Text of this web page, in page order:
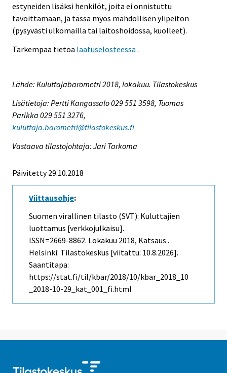
estyneiden lisäksi henkilöt, joita ei onnistuttu
tavoittamaan, ja tässä myös mahdollisen ylipeiton
(pysyvästi ulkomailla tai laitoshoidossa, kuolleet).
Tarkempaa tietoa laatuselosteessa .
Lähde: Kuluttajabarometri 2018, lokakuu. Tilastokeskus
Lisätietoja: Pertti Kangassalo 029 551 3598, Tuomas
Parikka 029 551 3276,
kuluttaja.barometri@tilastokeskus.fi
Vastaava tilastojohtaja: Jari Tarkoma
Päivitetty 29.10.2018
Viittausohje:
Suomen virallinen tilasto (SVT): Kuluttajien
luottamus [verkkojulkaisu].
ISSN=2669-8862. Lokakuu 2018, Katsaus .
Helsinki: Tilastokeskus [viitattu: 10.8.2026].
Saantitapa:
https://stat.fi/til/kbar/2018/10/kbar_2018_10
_2018-10-29_kat_001_fi.html